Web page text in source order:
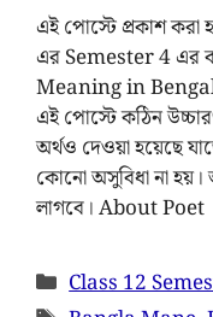
এই পোস্টে প্রকাশ
এর Semester 4 এর
Meaning in
এই পোস্টে কঠিন
অর্থও দেওয়া হয়েছে
কোনো অসুবিধা না হয়।
লাগবে। About Poet
Class 12